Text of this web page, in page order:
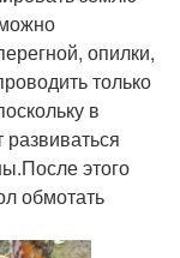
опилки,
только
в
этого
обмотать